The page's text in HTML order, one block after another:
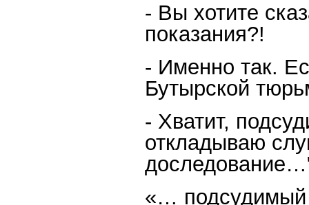
- Вы хотите
показания?!
- Именно так.
Бутырской
- Хватит,
откладываю
«… подсудимый